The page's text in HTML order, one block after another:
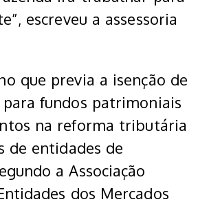
escreveu a assessoria
que previa a isenção de
fundos patrimoniais
na reforma tributária
de entidades de
a Associação
dos Mercados